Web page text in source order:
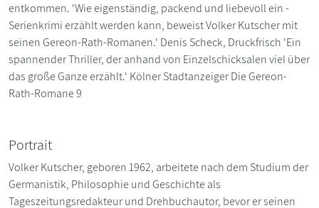
entkommen. 'Wie eigenständig, packend und liebevoll ein ­
Serien­krimi erzählt werden kann, beweist Volker ­Kutscher mit
seinen Gereon-Rath-Romanen.' Denis Scheck, Druckfrisch 'Ein
spannender Thriller, der anhand von Einzel­schicksalen viel über
das große Ganze erzählt.' Kölner Stadtanzeiger Die Gereon-
Rath-Romane 9
Portrait
Volker Kutscher, geboren 1962, arbeitete nach dem Studium der
Germanistik, Philosophie und Geschichte als
Tageszeitungsredakteur und Drehbuchautor, bevor er seinen